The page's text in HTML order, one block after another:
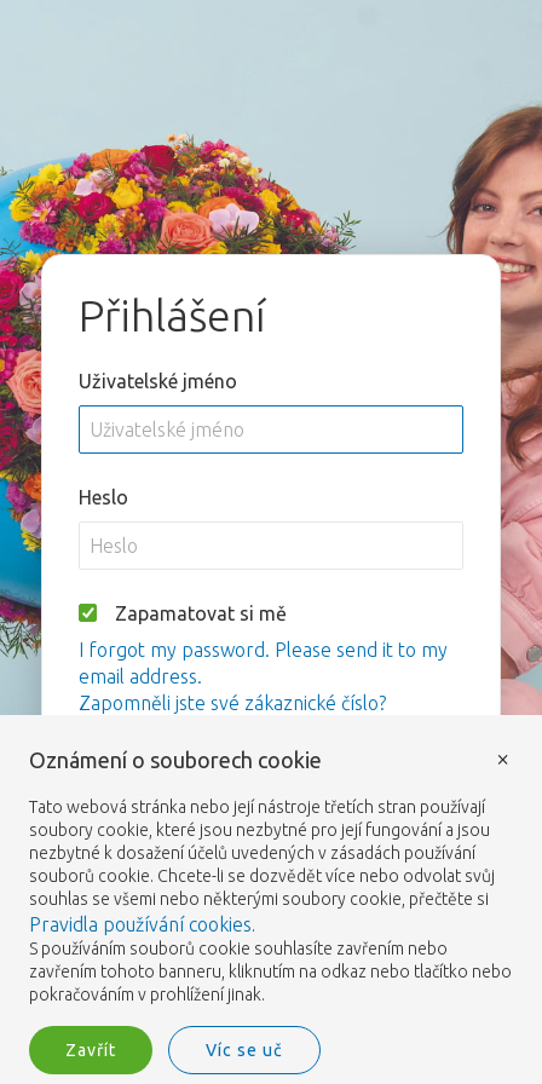
Přihlášení
Uživatelské jméno
Heslo
Zapamatovat si mě
I forgot my password. Please send it to my
email address.
Zapomněli jste své zákaznické číslo?
Oznámení o souborech cookie
Tato webová stránka nebo její nástroje třetích stran používají
soubory cookie, které jsou nezbytné pro její fungování a jsou
nezbytné k dosažení účelů uvedených v zásadách používání
souborů cookie. Chcete-li se dozvědět více nebo odvolat svůj
souhlas se všemi nebo některými soubory cookie, přečtěte si
Pravidla používání cookies.
S používáním souborů cookie souhlasíte zavřením nebo
zavřením tohoto banneru, kliknutím na odkaz nebo tlačítko nebo
pokračováním v prohlížení jinak.
Zavřít Víc se uč
×